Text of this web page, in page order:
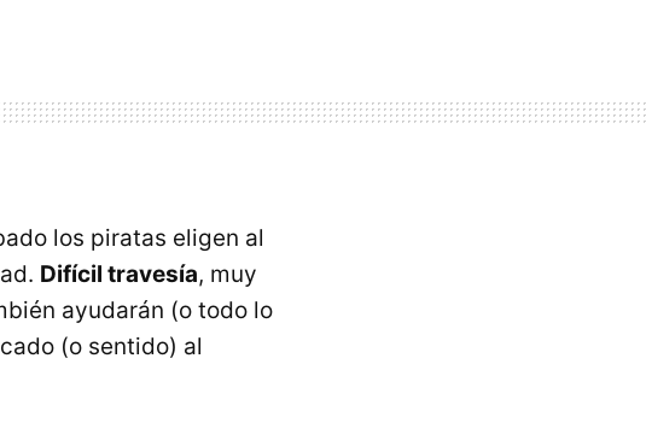
los piratas eligen al
Difícil travesía, muy
ayudarán (o todo lo
(o sentido) al